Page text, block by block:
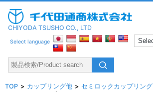
CHIYODA TSUSHO CO., LTD
Select language
TOP カップリング他
セミロックカップリング